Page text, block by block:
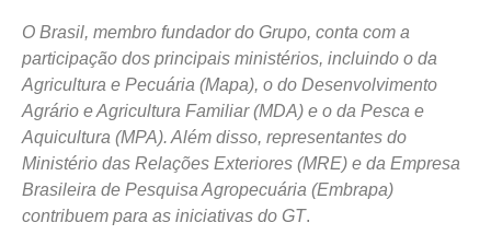
O Brasil, membro fundador do Grupo, conta com a
participação dos principais ministérios, incluindo o da
Agricultura e Pecuária (Mapa), o do Desenvolvimento
Agrário e Agricultura Familiar (MDA) e o da Pesca e
Aquicultura (MPA). Além disso, representantes do
Ministério das Relações Exteriores (MRE) e da Empresa
Brasileira de Pesquisa Agropecuária (Embrapa)
contribuem para as iniciativas do GT.